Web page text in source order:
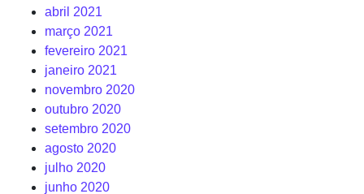
abril 2021
março 2021
fevereiro 2021
janeiro 2021
novembro 2020
outubro 2020
setembro 2020
agosto 2020
julho 2020
junho 2020